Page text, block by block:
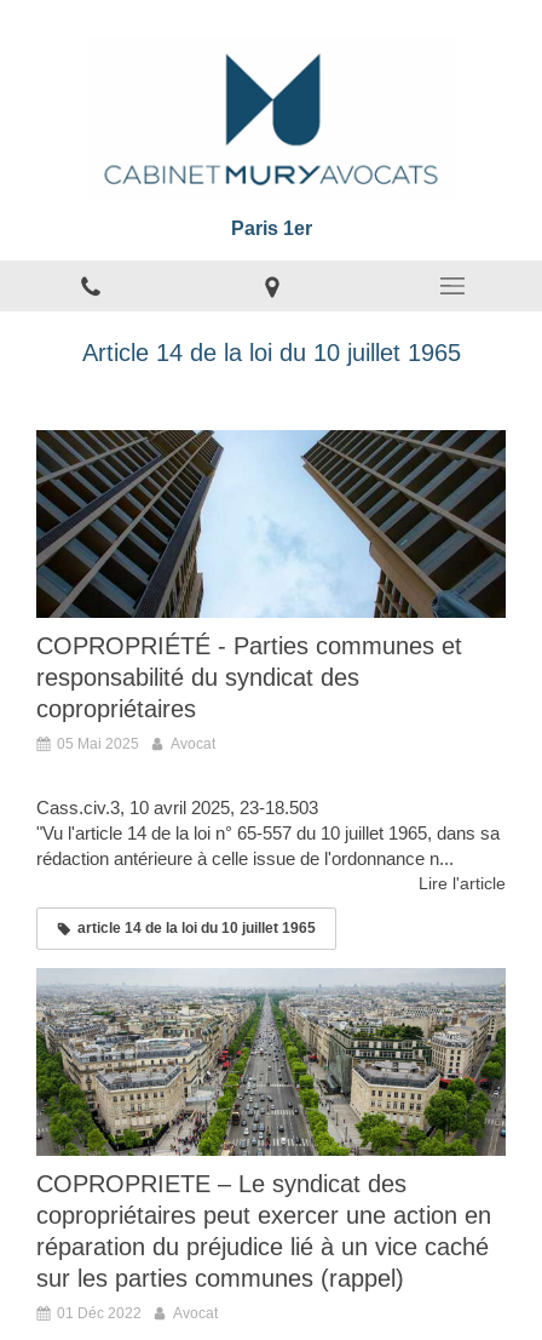
Paris 1er
Article 14 de la loi du 10 juillet 1965
COPROPRIÉTÉ - Parties communes et
responsabilité du syndicat des
copropriétaires
05 Mai 2025 Avocat
Cass.civ.3, 10 avril 2025, 23-18.503
"Vu l'article 14 de la loi n° 65-557 du 10 juillet 1965, dans sa
rédaction antérieure à celle issue de l'ordonnance n...
Lire l'article
article 14 de la loi du 10 juillet 1965
COPROPRIETE – Le syndicat des
copropriétaires peut exercer une action en
réparation du préjudice lié à un vice caché
sur les parties communes (rappel)
01 Déc 2022 Avocat